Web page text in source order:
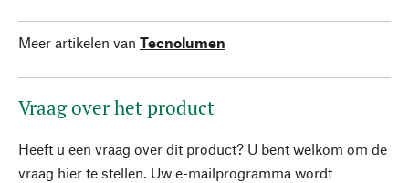
Meer artikelen van Tecnolumen
Vraag over het product
Heeft u een vraag over dit product? U bent welkom om de
vraag hier te stellen. Uw e-mailprogramma wordt